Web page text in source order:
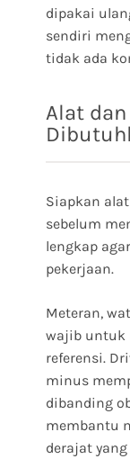
dipakai
sendiri
tidak ada
Alat
Siapkan
sebelum
lengkap
pekerjaan.
Meteran,
wajib untuk
referensi.
minus
dibanding
membantu
derajat